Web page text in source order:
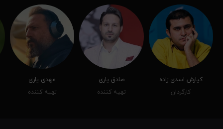
کیارش اسدی زاده
کارگردان
صادق یاری
تهیه کننده
مهدی یاری
تهیه کننده